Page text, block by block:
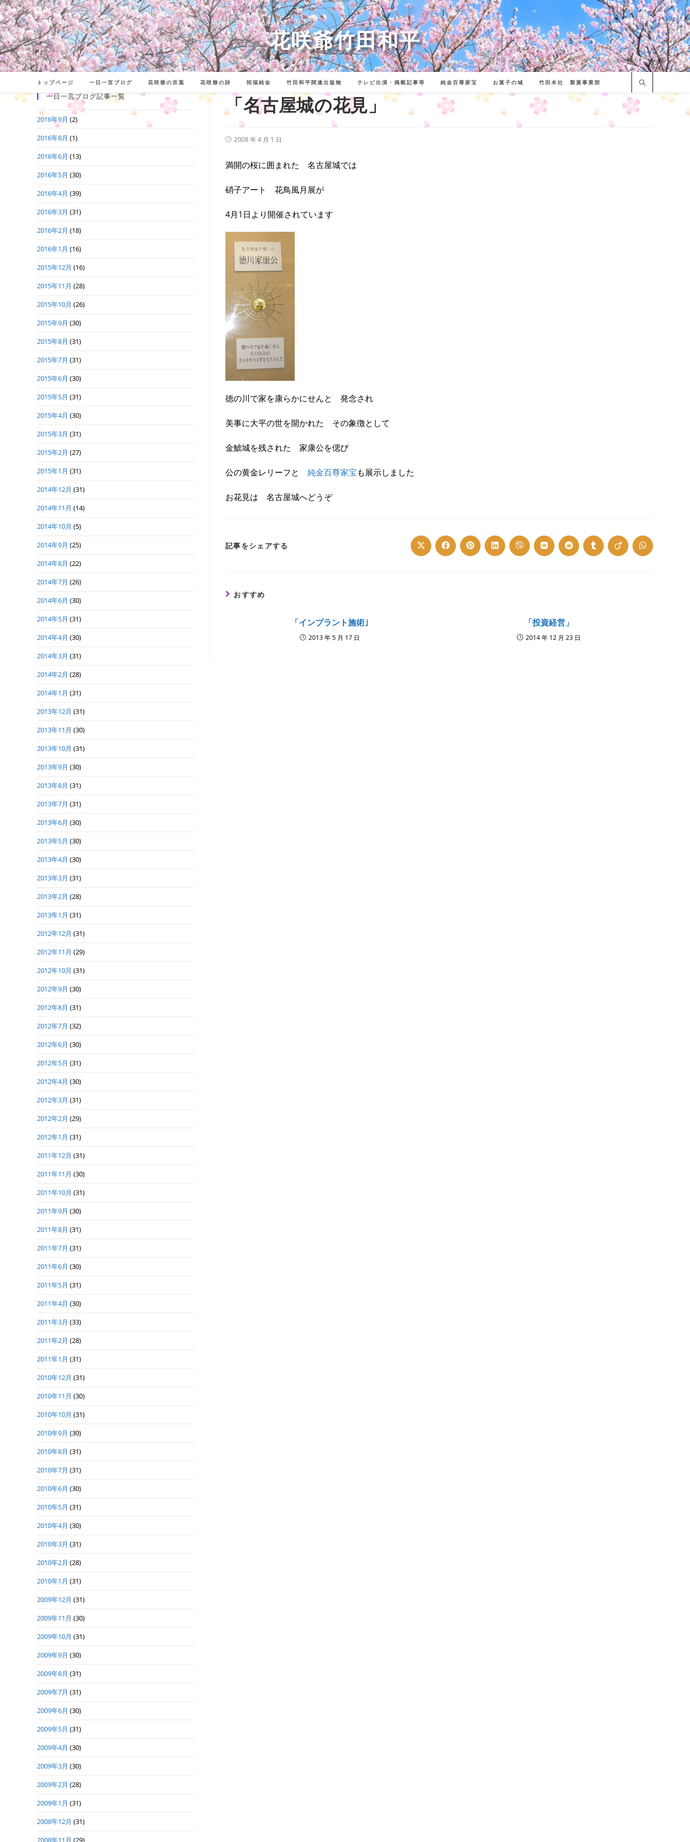
コ
ン
テ
ン
ツ
花咲爺竹田和平
トップページ 一日一言ブログ 花咲爺の言葉 花咲爺の詩 招福純金 竹田和平関連出版物 テレビ出演・掲載記事等 純金百尊家宝 お菓子の城 竹田本社 製菓事業部
「名古屋城の花見」
投
開
日:
2008 年 4 月 1 日
満開の桜に囲まれた 名古屋城では
硝子アート 花鳥風月展が
4月1日より開催されています
徳の川で家を康らかにせんと 発念され
美事に大平の世を開かれた その象徴として
金鯱城を残された 家康公を偲び
公の黄金レリーフと 純金百尊家宝も展示しました
お花見は 名古屋城へどうぞ
記事をシェアする Opens
in
Opens
in
Opens
in
Opens
in
Opens
in
Opens
in
Opens
in
Opens
in
Opens
in
Opens
in
おすすめ
「インプラント施術｣
2013 年 5 月 17 日
「投資経営」
2014 年 12 月 23 日
一日一言ブログ記事一覧
2016年9月 (2)
2016年8月 (1)
2016年6月 (13)
2016年5月 (30)
2016年4月 (39)
2016年3月 (31)
2016年2月 (18)
2016年1月 (16)
2015年12月 (16)
2015年11月 (28)
2015年10月 (26)
2015年9月 (30)
2015年8月 (31)
2015年7月 (31)
2015年6月 (30)
2015年5月 (31)
2015年4月 (30)
2015年3月 (31)
2015年2月 (27)
2015年1月 (31)
2014年12月 (31)
2014年11月 (14)
2014年10月 (5)
2014年9月 (25)
2014年8月 (22)
2014年7月 (26)
2014年6月 (30)
2014年5月 (31)
2014年4月 (30)
2014年3月 (31)
2014年2月 (28)
2014年1月 (31)
2013年12月 (31)
2013年11月 (30)
2013年10月 (31)
2013年9月 (30)
2013年8月 (31)
2013年7月 (31)
2013年6月 (30)
2013年5月 (30)
2013年4月 (30)
2013年3月 (31)
2013年2月 (28)
2013年1月 (31)
2012年12月 (31)
2012年11月 (29)
2012年10月 (31)
2012年9月 (30)
2012年8月 (31)
2012年7月 (32)
2012年6月 (30)
2012年5月 (31)
2012年4月 (30)
2012年3月 (31)
2012年2月 (29)
2012年1月 (31)
2011年12月 (31)
2011年11月 (30)
2011年10月 (31)
2011年9月 (30)
2011年8月 (31)
2011年7月 (31)
2011年6月 (30)
2011年5月 (31)
2011年4月 (30)
2011年3月 (33)
2011年2月 (28)
2011年1月 (31)
2010年12月 (31)
2010年11月 (30)
2010年10月 (31)
2010年9月 (30)
2010年8月 (31)
2010年7月 (31)
2010年6月 (30)
2010年5月 (31)
2010年4月 (30)
2010年3月 (31)
2010年2月 (28)
2010年1月 (31)
2009年12月 (31)
2009年11月 (30)
2009年10月 (31)
2009年9月 (30)
2009年8月 (31)
2009年7月 (31)
2009年6月 (30)
2009年5月 (31)
2009年4月 (30)
2009年3月 (30)
2009年2月 (28)
2009年1月 (31)
2008年12月 (31)
2008年11月 (29)